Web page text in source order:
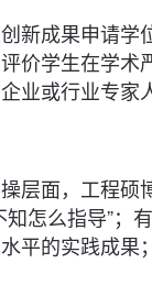
新成果申请
价学生在学
业或行业专家
层面，工程
怎么指导”
平的实践成